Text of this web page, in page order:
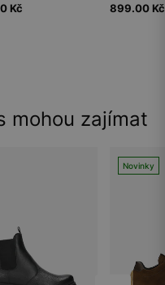
Kč
899.00 Kč
mohou zajímat
Novinky